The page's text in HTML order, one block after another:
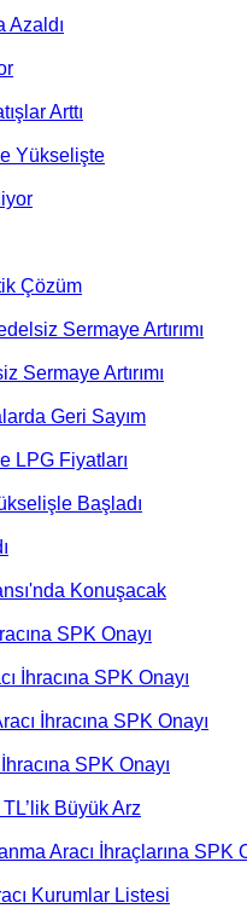
Azaldı
Arttı
Yükselişte
Çözüm
Sermaye Artırımı
Sermaye Artırımı
Geri Sayım
LPG Fiyatları
Başladı
Konuşacak
SPK Onayı
İhracına SPK Onayı
İhracına SPK Onayı
SPK Onayı
Büyük Arz
Aracı İhraçlarına SPK
Kurumlar Listesi